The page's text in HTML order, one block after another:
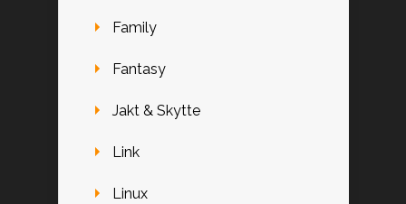
Family
Fantasy
Jakt & Skytte
Link
Linux